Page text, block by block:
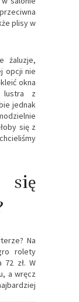
plisy w
żaluzje,
opcji nie
okna
lustra z
jednak
się z
Na
rolety
zł. W
a wręcz